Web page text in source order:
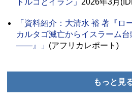
トルコとイラン」 2026年3月
「資料紹介：大清水 裕 著『
カルタゴ滅亡からイスラーム
――』」 (アフリカレポート)
もっと見